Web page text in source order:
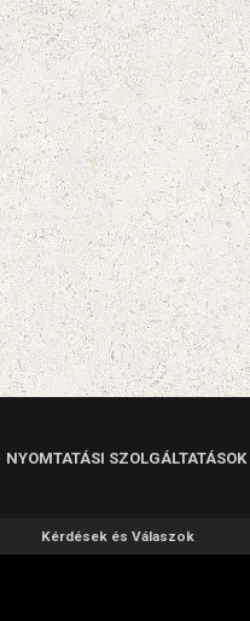
NYOMTATÁSI SZOLGÁLTATÁSOK
Kérdések és Válaszok